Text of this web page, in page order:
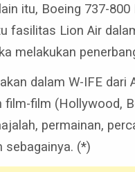
itu, Boeing 737-
fasilitas Lion Air
melakukan
dalam W-IFE
film-film (Hollywood,
permainan,
sebagainya. (*)